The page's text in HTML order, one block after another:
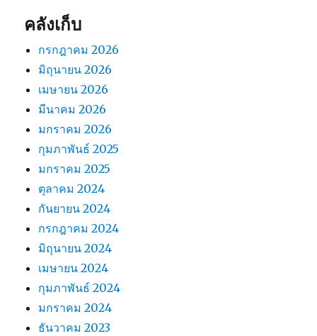
คลังเก็บ
กรกฎาคม 2026
มิถุนายน 2026
เมษายน 2026
มีนาคม 2026
มกราคม 2026
กุมภาพันธ์ 2025
มกราคม 2025
ตุลาคม 2024
กันยายน 2024
กรกฎาคม 2024
มิถุนายน 2024
เมษายน 2024
กุมภาพันธ์ 2024
มกราคม 2024
ธันวาคม 2023